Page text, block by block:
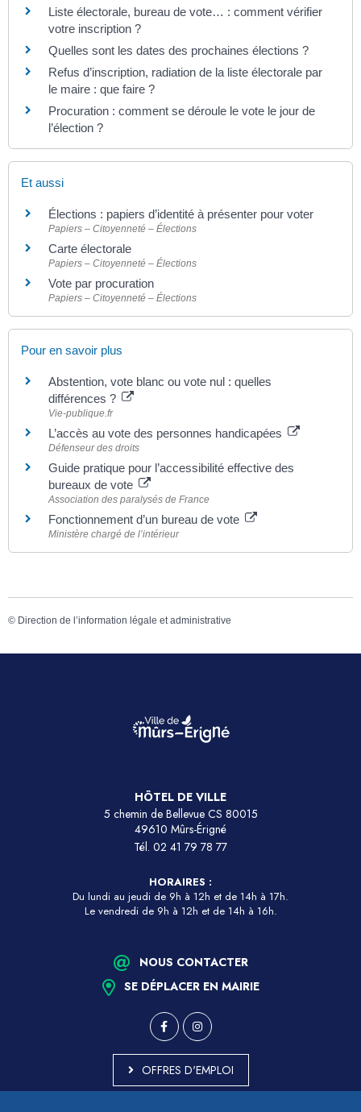
Liste électorale, bureau de vote… : comment vérifier
votre inscription ?
Quelles sont les dates des prochaines élections ?
Refus d’inscription, radiation de la liste électorale par
le maire : que faire ?
Procuration : comment se déroule le vote le jour de
l’élection ?
Et aussi
Élections : papiers d’identité à présenter pour voter
Papiers – Citoyenneté – Élections
Carte électorale
Papiers – Citoyenneté – Élections
Vote par procuration
Papiers – Citoyenneté – Élections
Pour en savoir plus
Abstention, vote blanc ou vote nul : quelles
différences ?
Vie-publique.fr
L’accès au vote des personnes handicapées
Défenseur des droits
Guide pratique pour l’accessibilité effective des
bureaux de vote
Association des paralysés de France
Fonctionnement d’un bureau de vote
Ministère chargé de l’intérieur
© Direction de l’information légale et administrative
HÔTEL DE VILLE
5 chemin de Bellevue CS 80015
49610 Mûrs-Érigné
Tél. 02 41 79 78 77
HORAIRES :
Du lundi au jeudi de 9h à 12h et de 14h à 17h.
Le vendredi de 9h à 12h et de 14h à 16h.
NOUS CONTACTER
SE DÉPLACER EN MAIRIE
OFFRES D'EMPLOI